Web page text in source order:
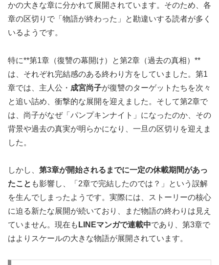
かの大きな章に分かれて展開されています。そのため、各
章の区切りで「物語が終わった」と勘違いする読者が多く
いるようです。
特に**第1章（復讐の幕開け）と第2章（過去の真相）**
は、それぞれ完結感のある終わり方をしていました。第1
章では、主人公・ 成宮尚子が復讐のターゲットたちを次々
と追い詰め、衝撃的な展開を迎えました。そして第2章で
は、尚子がなぜ「パンプキンナイト」になったのか、その
背景や過去の真実が明らかになり、一旦の区切りを迎えま
した。
しかし、 第3章が開始されるまでに一定の休載期間があっ
たこと も影響し、「2章で完結したのでは？」という誤解
を生んでしまったようです。実際には、ストーリーの核心
に迫る新たな展開が続いており、まだ物語の終わりは見え
ていません。現在も LINEマンガで連載中であり、第3章で
はよりスケールの大きな物語が展開されています。